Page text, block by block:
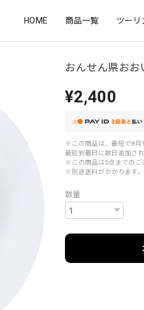
HOME 商品一覧 ツーリ
おんせん県お
¥2,400
※この商品は、最短で8月
最短到着日に数日追加さ
※この商品は5点までのご
※別途送料がかかります。
数量